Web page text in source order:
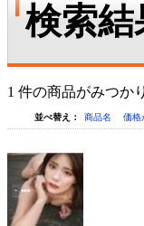
検索結
1 件の商品がみつか
並べ替え： 商品名 価格